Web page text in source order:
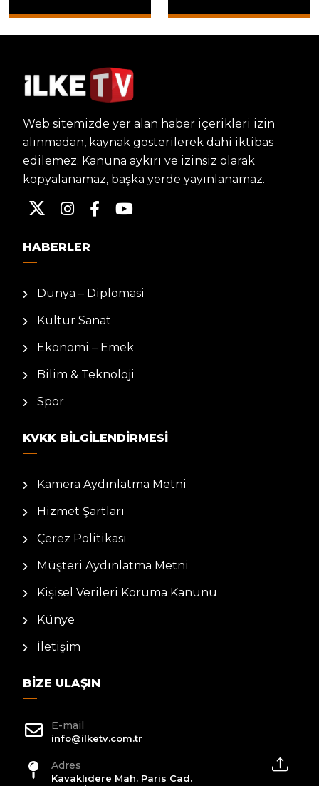
Web sitemizde yer alan haber içerikleri izin
alınmadan, kaynak gösterilerek dahi iktibas
edilemez. Kanuna aykırı ve izinsiz olarak
kopyalanamaz, başka yerde yayınlanamaz.
HABERLER
Dünya – Diplomasi
Kültür Sanat
Ekonomi – Emek
Bilim & Teknoloji
Spor
KVKK BILGILENDIRMESI
Kamera Aydınlatma Metni
Hizmet Şartları
Çerez Politikası
Müşteri Aydınlatma Metni
Kişisel Verileri Koruma Kanunu
Künye
İletişim
BIZE ULAŞIN
E-mail
info@ilketv.com.tr
Adres
Kavaklıdere Mah. Paris Cad.